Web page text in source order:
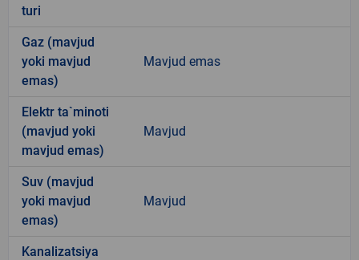
turi
Gaz (mavjud
yoki mavjud
emas)
Mavjud emas
Elektr ta`minoti
(mavjud yoki
mavjud emas)
Mavjud
Suv (mavjud
yoki mavjud
emas)
Mavjud
Kanalizatsiya